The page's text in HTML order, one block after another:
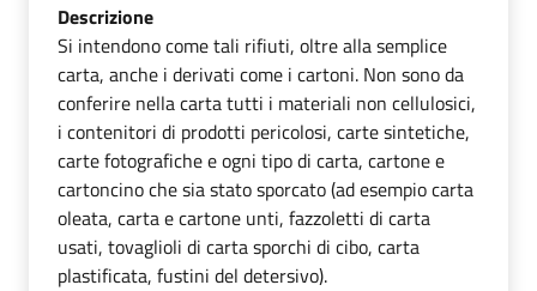
Descrizione
Si intendono come tali rifiuti, oltre alla semplice
carta, anche i derivati come i cartoni. Non sono da
conferire nella carta tutti i materiali non cellulosici,
i contenitori di prodotti pericolosi, carte sintetiche,
carte fotografiche e ogni tipo di carta, cartone e
cartoncino che sia stato sporcato (ad esempio carta
oleata, carta e cartone unti, fazzoletti di carta
usati, tovaglioli di carta sporchi di cibo, carta
plastificata, fustini del detersivo).